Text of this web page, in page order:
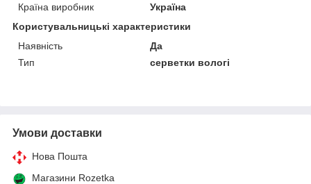
Країна виробник
Україна
Користувальницькі характеристики
Наявність
Да
Тип
серветки вологі
Умови доставки
Нова Пошта
Магазини Rozetka